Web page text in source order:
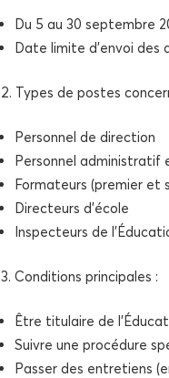
Du 5 au 30 sep­tembre
Date limite d’en­voi des
Types de postes
Per­son­nel de direction
Per­son­nel admi­nis­tra­tif
For­ma­teurs (pre­mier et
Direc­teurs d’école
Ins­pec­teurs de
Condi­tions principales :
Être titu­laire de
Suivre une pro­cé­dure
Pas­ser des entre­tiens